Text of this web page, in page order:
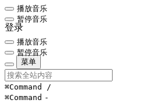
播放音乐
暂停音乐
登录
播放音乐
暂停音乐
菜单
⌘Command /
⌘Command -